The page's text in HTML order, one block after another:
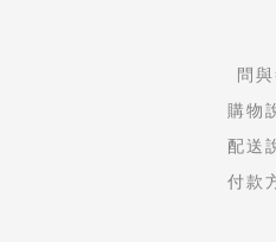
問
購物
配送
付款